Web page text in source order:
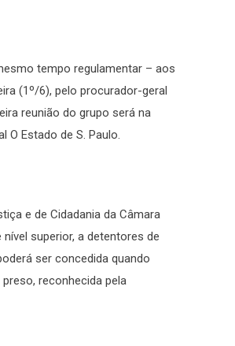
tempo regulamentar – aos
(1º/6), pelo procurador-geral
reunião do grupo será na
Estado de S. Paulo.
e de Cidadania da Câmara
superior, a detentores de
ser concedida quando
reconhecida pela